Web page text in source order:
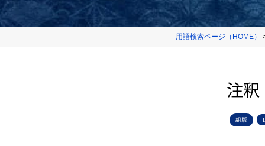
用語検索ページ（HOME）
注釈
組版